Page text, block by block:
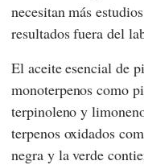
necesitan más
resultados fuera del
El aceite esencial de
monoterpenos como
terpinoleno y
terpenos oxidados
negra y la verde